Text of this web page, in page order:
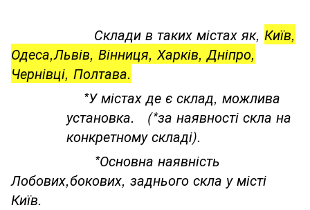
Склади в таких містах як, Київ,
Одеса,Львів, Вінниця, Харків, Дніпро,
Чернівці, Полтава.
*У містах де є склад, можлива
установка. (*за наявності скла на
конкретному складі).
*Основна наявність
Лобових,бокових, заднього скла у місті
Київ.